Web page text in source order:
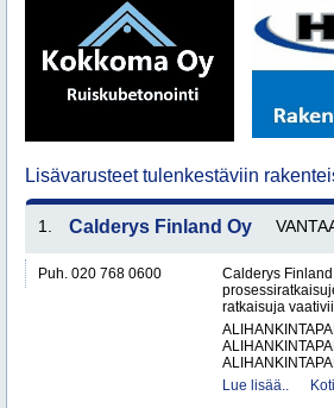
Lisävarusteet tulenkestäviin
1. Calderys Finland Oy
Puh. 020 768 0600
Calderys
ratkaisuja
Lue lisää..